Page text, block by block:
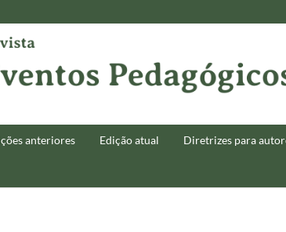
anteriores Edição atual Diretrizes para